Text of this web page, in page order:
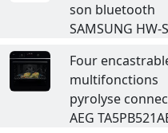
son bluetooth
SAMSUNG HW-
Four
multifonctions
pyrolyse
AEG